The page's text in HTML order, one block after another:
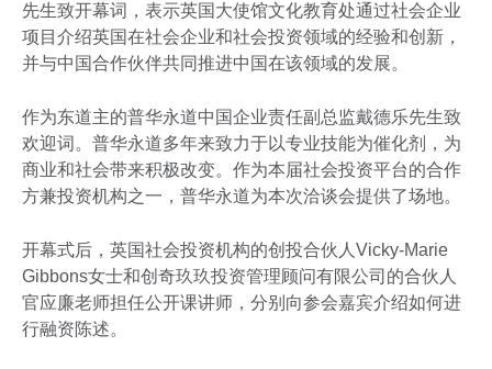
先生致开幕词，表示英国大使馆文化教育处通过社会企业
项目介绍英国在社会企业和社会投资领域的经验和创新，
并与中国合作伙伴共同推进中国在该领域的发展。
作为东道主的普华永道中国企业责任副总监戴德乐先生致
欢迎词。普华永道多年来致力于以专业技能为催化剂，为
商业和社会带来积极改变。作为本届社会投资平台的合作
方兼投资机构之一，普华永道为本次洽谈会提供了场地。
开幕式后，英国社会投资机构的创投合伙人Vicky-Marie
Gibbons女士和创奇玖玖投资管理顾问有限公司的合伙人
官应廉老师担任公开课讲师，分别向参会嘉宾介绍如何进
行融资陈述。